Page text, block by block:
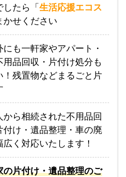
たら「 生活応援エコス
かせください
も一軒家やアパート・
用品回収・片付け処分も
！残置物などまるごと片
から相続された不用品回
付け・遺品整理・車の廃
く対応いたします！
の片付け・遺品整理のご